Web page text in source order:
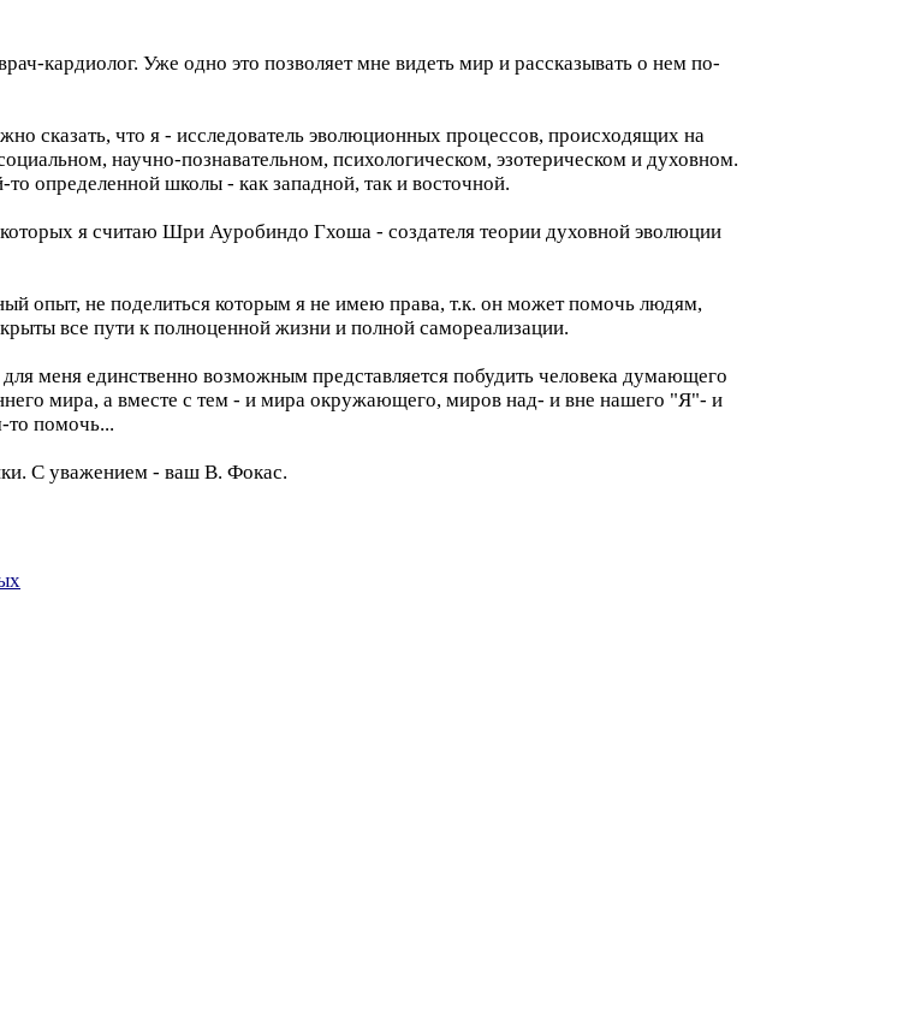
кардиолог. Уже одно это позволяет мне видеть мир и рассказывать о нем по-
сказать, что я - исследователь эволюционных процессов, происходящих на
научно-познавательном, психологическом, эзотерическом и духовном.
определенной школы - как западной, так и восточной.
я считаю Шри Ауробиндо Гхоша - создателя теории духовной эволюции
опыт, не поделиться которым я не имею права, т.к. он может помочь людям,
все пути к полноценной жизни и полной самореализации.
меня единственно возможным представляется побудить человека думающего
мира, а вместе с тем - и мира окружающего, миров над- и вне нашего "Я"- и
то помочь...
С уважением - ваш В. Фокас.